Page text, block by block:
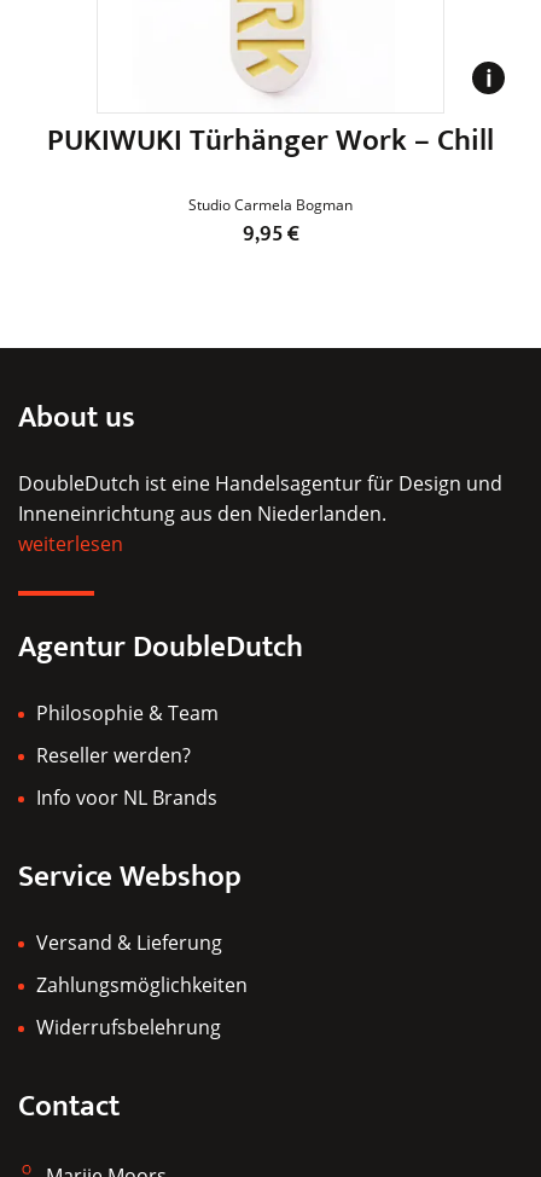
PUKIWUKI Türhänger Work – Chill
Studio Carmela Bogman
9,95€
Optionen
können
gewählt
About us
DoubleDutch ist eine Handelsagentur für Design und
Inneneinrichtung aus den Niederlanden.
weiterlesen
Agentur DoubleDutch
Philosophie & Team
Reseller werden?
Info voor NL Brands
Service Webshop
Versand & Lieferung
Zahlungsmöglichkeiten
Widerrufsbelehrung
Contact